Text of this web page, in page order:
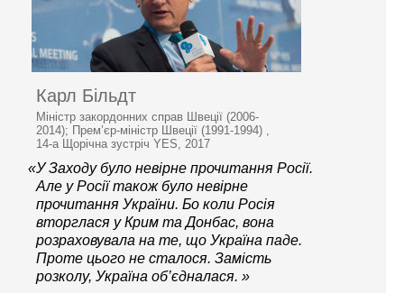
Карл Більдт
Міністр закордонних справ Швеції (2006-
2014); Прем’єр-міністр Швеції (1991-1994) ,
14-а Щорічна зустріч YES, 2017
«У Заходу було невірне прочитання Росії.
Але у Росії також було невірне
прочитання України. Бо коли Росія
вторглася у Крим та Донбас, вона
розраховувала на те, що Україна паде.
Проте цього не сталося. Замість
розколу, Україна об’єдналася. »